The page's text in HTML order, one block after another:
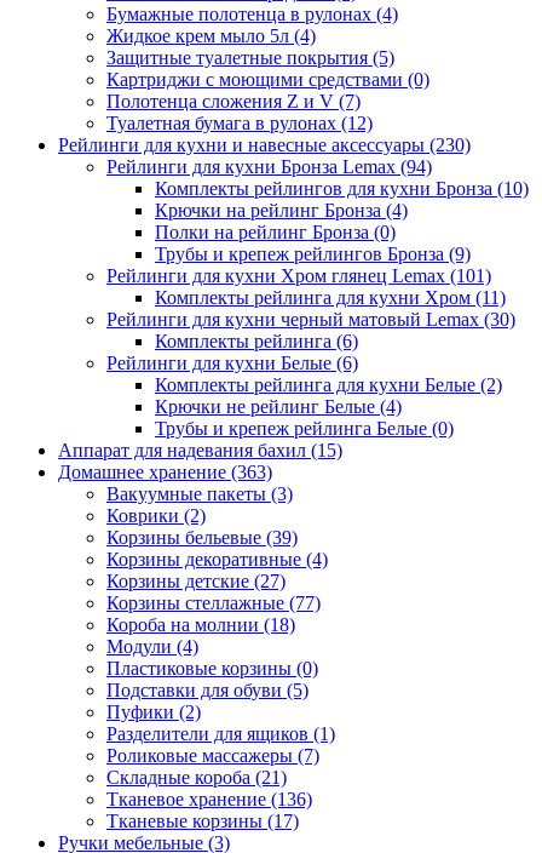
Бумажные полотенца в рулонах (4)
Жидкое крем мыло 5л (4)
Защитные туалетные покрытия (5)
Картриджи с моющими средствами (0)
Полотенца сложения Z и V (7)
Туалетная бумага в рулонах (12)
Рейлинги для кухни и навесные аксессуары (230)
Рейлинги для кухни Бронза Lemax (94)
Комплекты рейлингов для кухни Бронза (10)
Крючки на рейлинг Бронза (4)
Полки на рейлинг Бронза (0)
Трубы и крепеж рейлингов Бронза (9)
Рейлинги для кухни Хром глянец Lemax (101)
Комплекты рейлинга для кухни Хром (11)
Рейлинги для кухни черный матовый Lemax (30)
Комплекты рейлинга (6)
Рейлинги для кухни Белые (6)
Комплекты рейлинга для кухни Белые (2)
Крючки не рейлинг Белые (4)
Трубы и крепеж рейлинга Белые (0)
Аппарат для надевания бахил (15)
Домашнее хранение (363)
Вакуумные пакеты (3)
Коврики (2)
Корзины бельевые (39)
Корзины декоративные (4)
Корзины детские (27)
Корзины стеллажные (77)
Короба на молнии (18)
Модули (4)
Пластиковые корзины (0)
Подставки для обуви (5)
Пуфики (2)
Разделители для ящиков (1)
Роликовые массажеры (7)
Складные короба (21)
Тканевое хранение (136)
Тканевые корзины (17)
Ручки мебельные (3)